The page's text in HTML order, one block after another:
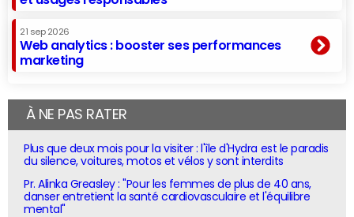
21 sep 2026
Web analytics : booster ses performances
marketing
À NE PAS RATER
Plus que deux mois pour la visiter : l'île d'Hydra est le paradis
du silence, voitures, motos et vélos y sont interdits
Pr. Alinka Greasley : "Pour les femmes de plus de 40 ans,
danser entretient la santé cardiovasculaire et l'équilibre
mental"